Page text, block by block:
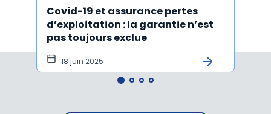
Covid-19 et assurance pertes
d’exploitation : la garantie n’est
pas toujours exclue
18 juin 2025
tôt